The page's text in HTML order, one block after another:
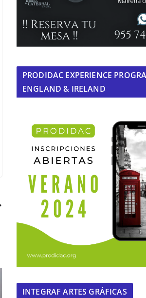
PRODIDAC EXPERIENCE
ENGLAND & IRELAND
INTEGRAF ARTES GRÁFICAS